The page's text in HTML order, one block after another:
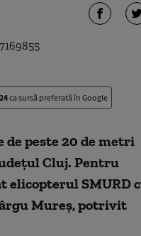
ca sursă preferată în Google
de peste 20 de metri
Cluj. Pentru
elicopterul SMURD
Mureş, potrivit